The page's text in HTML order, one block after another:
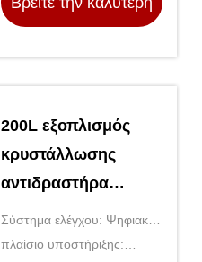
200L εξοπλισμός
κρυστάλλωσης
αντιδραστήρα
κρυστάλλωσης για
κρυστάλλιο
Σύστημα ελέγχου: Ψηφιακός
έλεγχος θερμοκρασίας και
πλαίσιο υποστήριξης: